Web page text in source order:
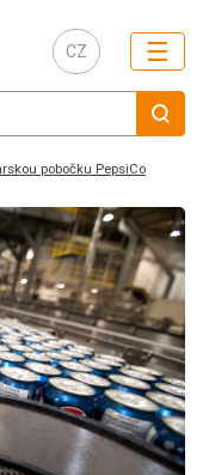
CZ ☰
pobočku PepsiCo